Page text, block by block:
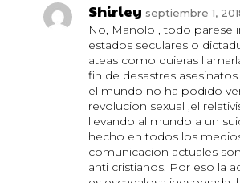
Shirley septiembre 1,
No, Manolo , todo parese
estados seculares o
ateas como quieras
fin de desastres
el mundo no ha podido
revolucion sexual ,el
llevando al mundo a un
hecho en todos los
comunicacion actuales
anti cristianos. Por eso la